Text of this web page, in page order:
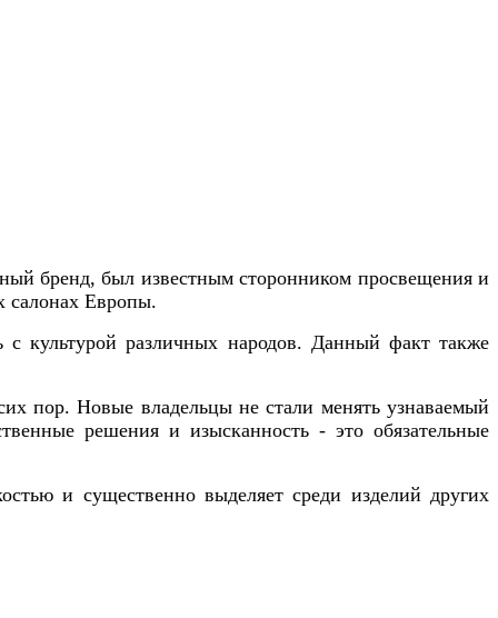
бренд, был известным сторонником просвещения и
салонах Европы.
с культурой различных народов. Данный факт также
пор. Новые владельцы не стали менять узнаваемый
решения и изысканность - это обязательные
и существенно выделяет среди изделий других